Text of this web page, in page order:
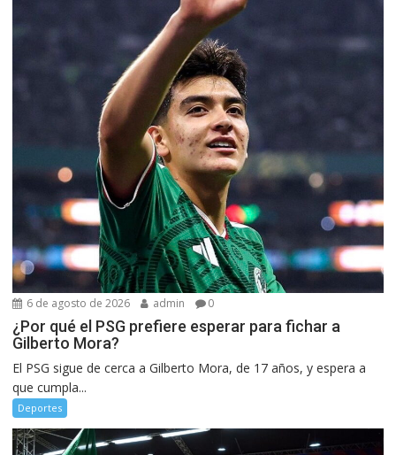
6 de agosto de 2026 admin 0
¿Por qué el PSG prefiere esperar para fichar a
Gilberto Mora?
El PSG sigue de cerca a Gilberto Mora, de 17 años, y espera a
que cumpla...
Deportes